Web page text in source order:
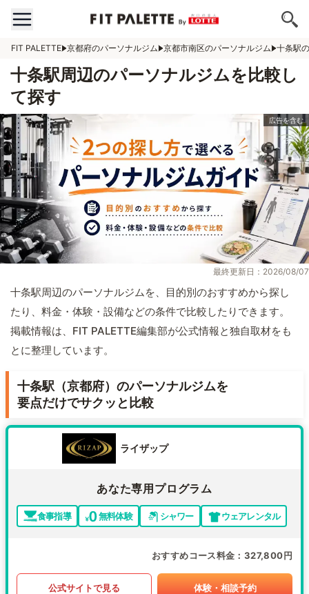
FIT PALETTE 京都府のパーソナルジム 京都市南区のパーソナルジム 十条駅
十条駅周辺のパーソナルジムを比較し
て探す
最終更新日：2026/08/07
十条駅周辺のパーソナルジムを、目的別のおすすめから探し
たり、料金・体験・設備などの条件で比較したりできます。
掲載情報は、FIT PALETTE編集部が公式情報と独自取材をも
とに整理しています。
十条駅（京都府）のパーソナルジムを
要点だけでサクッと比較
ライザップ
あなた専用プログラム
食事指導 無料体験 シャワー ウェアレンタル
おすすめコース料金 327,800円
公式サイトで見る 体験・相談予約